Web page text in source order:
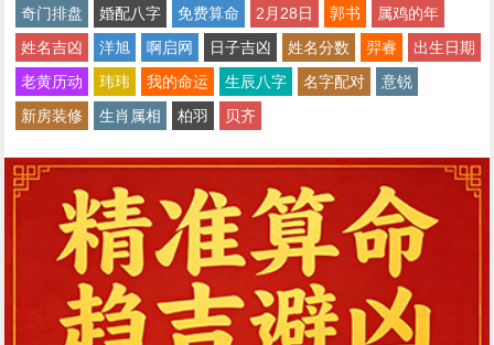
奇门排盘
婚配八字 免费算命 2月28日 郭书
属鸡的年
姓名吉凶
洋旭 啊启网 日子吉凶 姓名分数 羿睿
出生日期
老黄历动
玮玮 我的命运 生辰八字 名字配对
意锐
新房装修
生肖属相 柏羽 贝齐